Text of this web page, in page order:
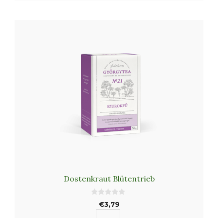
Dostenkraut Blütentrieb
€3,79